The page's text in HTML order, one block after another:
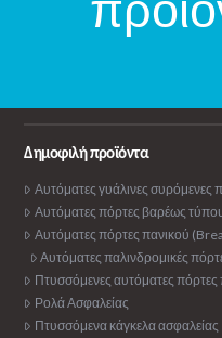
Δημοφιλή προϊόντα
Αυτόματες γυάλινες συρόμενες
Αυτόματες πόρτες βαρέως
Αυτόματες πόρτες πανικού
Αυτόματες παλινδρομικές
Πτυσσόμενες αυτόματες πόρτες
Ρολά Ασφαλείας
Πτυσσόμενα κάγκελα ασφαλείας